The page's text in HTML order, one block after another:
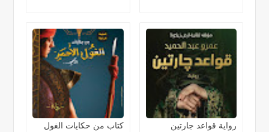
رواية قواعد جارتين
كتاب من حكايات الغول